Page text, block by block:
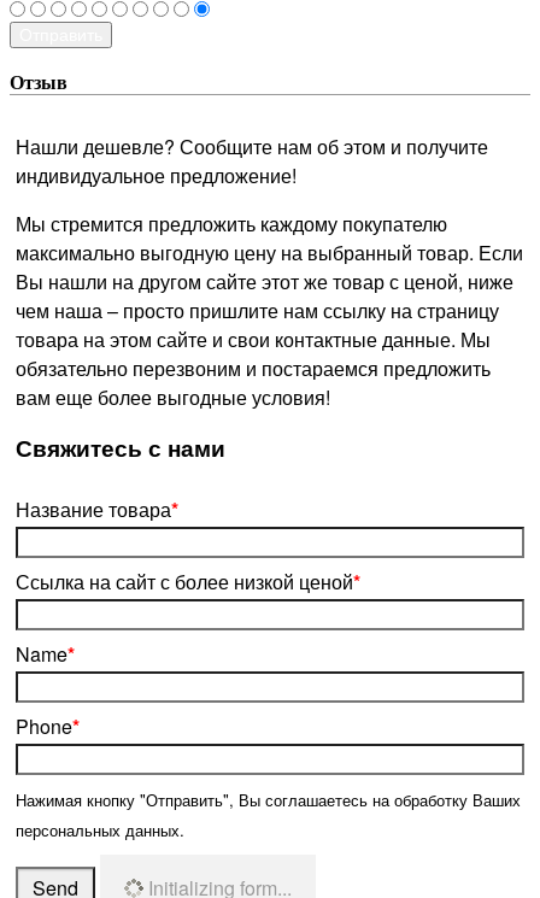
Отзыв
Нашли дешевле? Сообщите нам об этом и получите
индивидуальное предложение!
Мы стремится предложить каждому покупателю
максимально выгодную цену на выбранный товар. Если
Вы нашли на другом сайте этот же товар с ценой, ниже
чем наша – просто пришлите нам ссылку на страницу
товара на этом сайте и свои контактные данные. Мы
обязательно перезвоним и постараемся предложить
вам еще более выгодные условия!
­Свяжитесь с нами
Название товара*
Ссылка на сайт с более низкой ценой*
Name*
Phone*
Нажимая кнопку "Отправить", Вы соглашаетесь на обработку Ваших
персональных данных.
Send Initializing form...